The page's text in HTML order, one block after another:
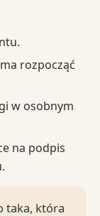
rozpocząć
w osobnym
na podpis
taka, która